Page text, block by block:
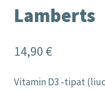
Lamberts
14,90 €
Vitamin D3 -tipat